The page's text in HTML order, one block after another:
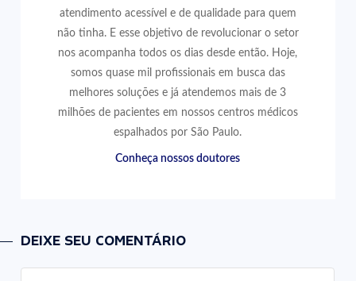
atendimento acessível e de qualidade para quem
não tinha. E esse objetivo de revolucionar o setor
nos acompanha todos os dias desde então. Hoje,
somos quase mil profissionais em busca das
melhores soluções e já atendemos mais de 3
milhões de pacientes em nossos centros médicos
espalhados por São Paulo.
Conheça nossos doutores
DEIXE SEU COMENTÁRIO